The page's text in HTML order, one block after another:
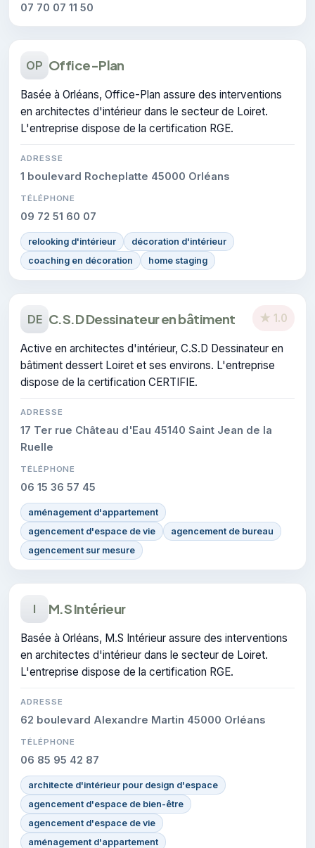
07 70 07 11 50
OP Office-Plan
Basée à Orléans, Office-Plan assure des interventions
en architectes d'intérieur dans le secteur de Loiret.
L'entreprise dispose de la certification RGE.
ADRESSE
1 boulevard Rocheplatte 45000 Orléans
TÉLÉPHONE
09 72 51 60 07
relooking d'intérieur
décoration d'intérieur
coaching en décoration
home staging
DE C.S.D Dessinateur en bâtiment ★ 1.0
Active en architectes d'intérieur, C.S.D Dessinateur en
bâtiment dessert Loiret et ses environs. L'entreprise
dispose de la certification CERTIFIE.
ADRESSE
17 Ter rue Château d'Eau 45140 Saint Jean de la
Ruelle
TÉLÉPHONE
06 15 36 57 45
aménagement d'appartement
agencement d'espace de vie
agencement de bureau
agencement sur mesure
I M.S Intérieur
Basée à Orléans, M.S Intérieur assure des interventions
en architectes d'intérieur dans le secteur de Loiret.
L'entreprise dispose de la certification RGE.
ADRESSE
62 boulevard Alexandre Martin 45000 Orléans
TÉLÉPHONE
06 85 95 42 87
architecte d'intérieur pour design d'espace
agencement d'espace de bien-être
agencement d'espace de vie
aménagement d'appartement